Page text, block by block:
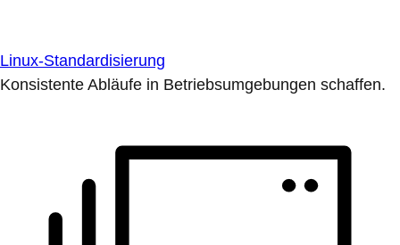
Linux-Standardisierung
Konsistente Abläufe in Betriebsumgebungen schaffen.